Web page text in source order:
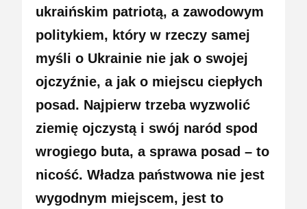
ukraińskim patriotą, a zawodowym
politykiem, który w rzeczy samej
myśli o Ukrainie nie jak o swojej
ojczyźnie, a jak o miejscu ciepłych
posad. Najpierw trzeba wyzwolić
ziemię ojczystą i swój naród spod
wrogiego buta, a sprawa posad – to
nicość. Władza państwowa nie jest
wygodnym miejscem, jest to